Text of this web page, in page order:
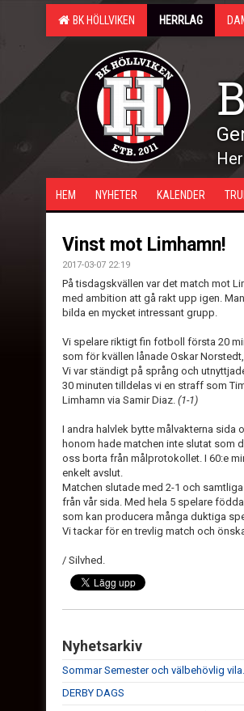
BK HÖLLVIKEN HERRLAG
HEM NYHETER KALENDER
Vinst mot Limhamn!
2017-03-07 22:19
På tisdagskvällen var det match mot
med ambition att gå rakt upp igen.
bilda en mycket intressant grupp.
Vi spelare riktigt fin fotboll första 20
som för kvällen lånade Oskar
Vi var ständigt på språng och
30 minuten tilldelas vi en straff som
Limhamn via Samir Diaz. (1-1)
I andra halvlek bytte målvakterna sida
honom hade matchen inte slutat som
oss borta från målprotokollet. I 60:e
enkelt avslut.
Matchen slutade med 2-1 och
från vår sida. Med hela 5 spelare
som kan producera många duktiga
Vi tackar för en trevlig match och
/ Silvhed.
Nyhetsarkiv
Sommar Semester och välbehövlig vila.
DERBY DAGS